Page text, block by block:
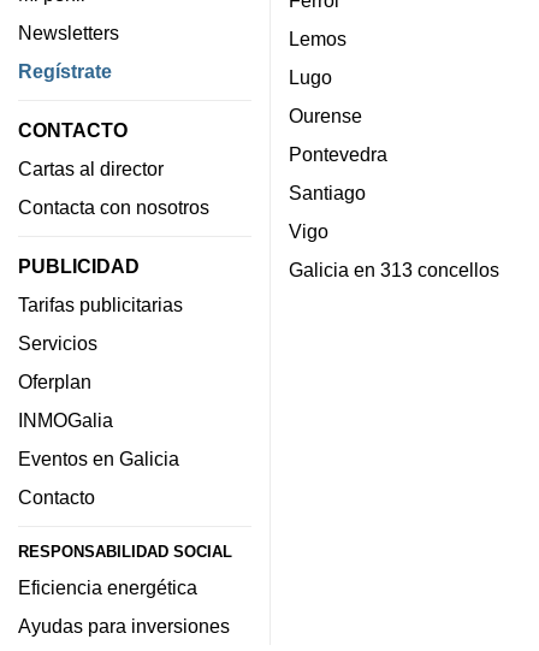
Newsletters
Regístrate
CONTACTO
Cartas al director
Contacta con nosotros
PUBLICIDAD
Tarifas publicitarias
Servicios
Oferplan
INMOGalia
Eventos en Galicia
Contacto
RESPONSABILIDAD SOCIAL
Eficiencia energética
Ayudas para inversiones
Lemos
Lugo
Ourense
Pontevedra
Santiago
Vigo
Galicia en 313 concellos